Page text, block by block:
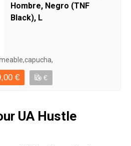
Hombre, Negro (TNF
Black), L
€ €
UA Hustle